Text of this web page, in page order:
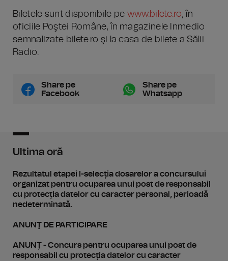
Biletele sunt disponibile pe www.bilete.ro, în
oficiile Poştei Române, în magazinele Inmedio
semnalizate bilete.ro şi la casa de bilete a Sălii
Radio.
Share pe
Facebook
Share pe
Whatsapp
Ultima oră
Rezultatul etapei I-selecția dosarelor a concursului
organizat pentru ocuparea unui post de responsabil
cu protecția datelor cu caracter personal, perioadă
nedeterminată.
ANUNŢ DE PARTICIPARE
ANUNȚ - Concurs pentru ocuparea unui post de
responsabil cu protecția datelor cu caracter